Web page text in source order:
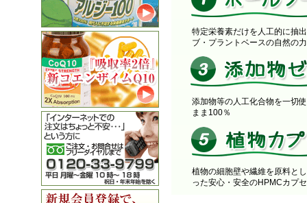
特定栄養素だけを人工的に抽
ブ・プラントベースの自然の力
添加物等の人工化合物を一切
まま100％
植物の細胞壁や繊維を原料と
った安心・安全のHPMCカプ